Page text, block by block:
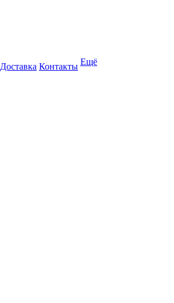
Доставка Контакты Ещё